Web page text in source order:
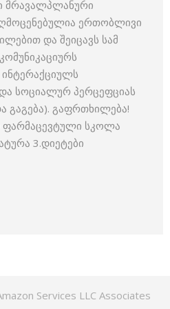
მრავალპლანური
ერთობლივი
და შეიცავს სამ
სოციალურ პერცეფციას
გაგება). გაფრთხილება!
ფარმაცევტული სკოლა
3.დიეტები
Services LLC Associates